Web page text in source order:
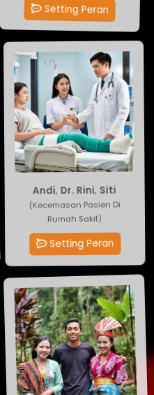
Setting Peran
Andi,Dr. Rini,Siti
(Kecemasan Pasien Di
Rumah Sakit)
Setting Peran